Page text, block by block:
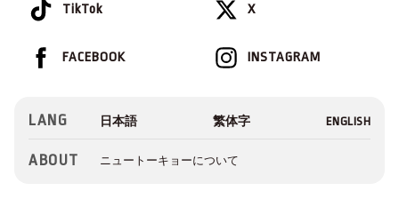
TikTok X
INSTAGRAM
FACEBOOK
LANG
ABOUT ニュートーキョーについて